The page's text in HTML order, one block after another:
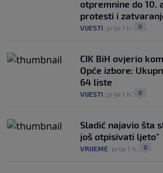
otpremnine do 10.
protesti i
VIJESTI prije 1 h 0
CIK BiH ovjerio
Opće izbore:
64 liste
VIJESTI prije 1 h 0
Sladić najavio šta
još otpisivati ljeto"
VRIJEME prije 1 h 0